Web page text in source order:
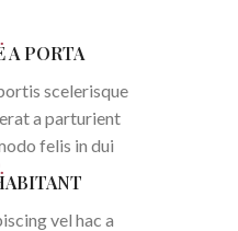
A PORTA
scelerisque
a parturient
felis in dui
vel hac a